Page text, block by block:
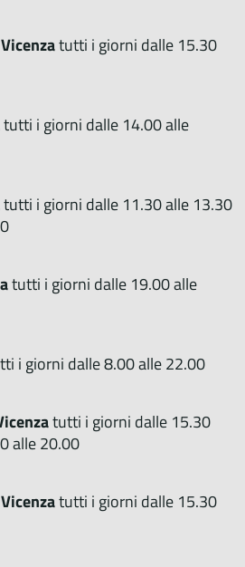
Vicenzatutti i giorni dalle 15.30
tutti i giorni dalle 14.00 alle
tutti i giorni dalle 11.30 alle 13.30
tutti i giorni dalle 19.00 alle
i giorni dalle 8.00 alle 22.00
tutti i giorni dalle 15.30
alle 20.00
Vicenzatutti i giorni dalle 15.30